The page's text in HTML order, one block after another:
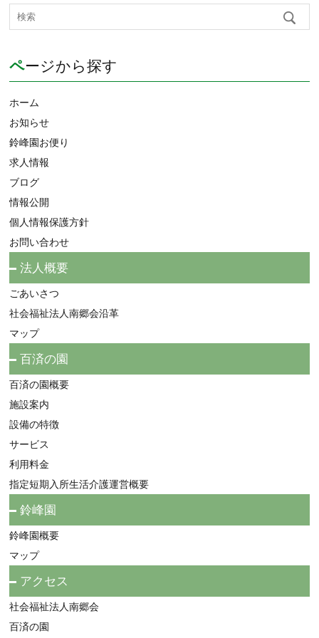
ページから探す
ホーム
お知らせ
鈴峰園お便り
求人情報
ブログ
情報公開
個人情報保護方針
お問い合わせ
法人概要
ごあいさつ
社会福祉法人南郷会沿革
マップ
百済の園
百済の園概要
施設案内
設備の特徴
サービス
利用料金
指定短期入所生活介護運営概要
鈴峰園
鈴峰園概要
マップ
アクセス
社会福祉法人南郷会
百済の園